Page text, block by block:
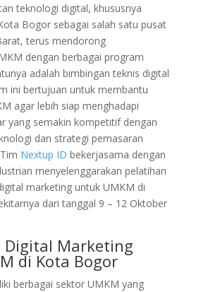
teknologi digital, khususnya
Bogor sebagai salah satu pusat
terus mendorong
dengan berbagai program
adalah bimbingan teknis digital
ini bertujuan untuk membantu
agar lebih siap menghadapi
yang semakin kompetitif dengan
dan strategi pemasaran
Nextup ID bekerjasama dengan
menyelenggarakan pelatihan
marketing untuk UMKM di
dari tanggal 9 – 12 Oktober
Digital Marketing
di Kota Bogor
berbagai sektor UMKM yang